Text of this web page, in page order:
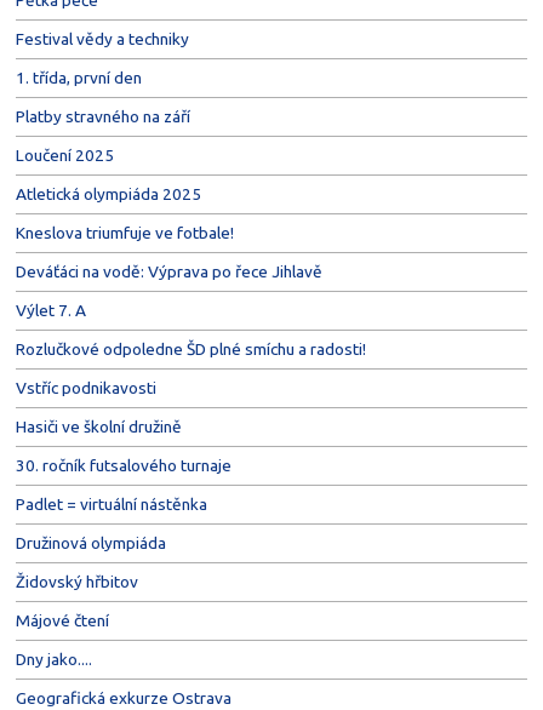
Festival vědy a techniky
1. třída, první den
Platby stravného na září
Loučení 2025
Atletická olympiáda 2025
Kneslova triumfuje ve fotbale!
Deváťáci na vodě: Výprava po řece Jihlavě
Výlet 7. A
Rozlučkové odpoledne ŠD plné smíchu a radosti!
Vstříc podnikavosti
Hasiči ve školní družině
30. ročník futsalového turnaje
Padlet = virtuální nástěnka
Družinová olympiáda
Židovský hřbitov
Májové čtení
Dny jako....
Geografická exkurze Ostrava